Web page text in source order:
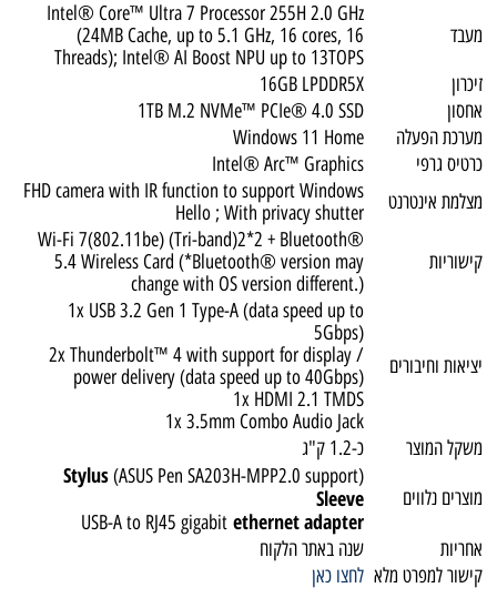
מעבד
Intel® Core™ Ultra 7 Processor 255H 2.0 GHz
(24MB Cache, up to 5.1 GHz, 16 cores, 16
Threads); Intel® AI Boost NPU up to 13TOPS
זיכרון
16GB LPDDR5X
אחסון
1TB M.2 NVMe™ PCIe® 4.0 SSD
מערכת הפעלה
Windows 11 Home
כרטיס גרפי
Intel® Arc™ Graphics
מצלמת אינטרנט
FHD camera with IR function to support Windows
Hello ; With privacy shutter
קישוריות
Wi-Fi 7(802.11be) (Tri-band)2*2 + Bluetooth®
5.4 Wireless Card (*Bluetooth® version may
change with OS version different.)
יציאות וחיבורים
1x USB 3.2 Gen 1 Type-A (data speed up to
5Gbps)
2x Thunderbolt™ 4 with support for display /
power delivery (data speed up to 40Gbps)
1x HDMI 2.1 TMDS
1x 3.5mm Combo Audio Jack
משקל המוצר
כ-1.2 ק"ג
מוצרים נלווים
Stylus(ASUS Pen SA203H-MPP2.0 support)
Sleeve
USB-A to RJ45 gigabit ethernet adapter
אחריות
שנה באתר הלקוח
קישור למפרט מלא לחצו כאן